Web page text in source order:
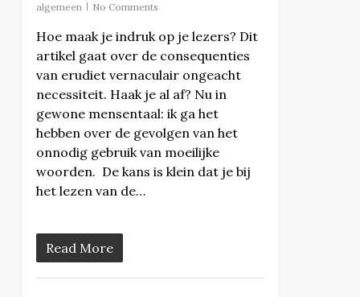
algemeen
No Comments
Hoe maak je indruk op je lezers? Dit
artikel gaat over de consequenties
van erudiet vernaculair ongeacht
necessiteit. Haak je al af? Nu in
gewone mensentaal: ik ga het
hebben over de gevolgen van het
onnodig gebruik van moeilijke
woorden. De kans is klein dat je bij
het lezen van de…
Read More